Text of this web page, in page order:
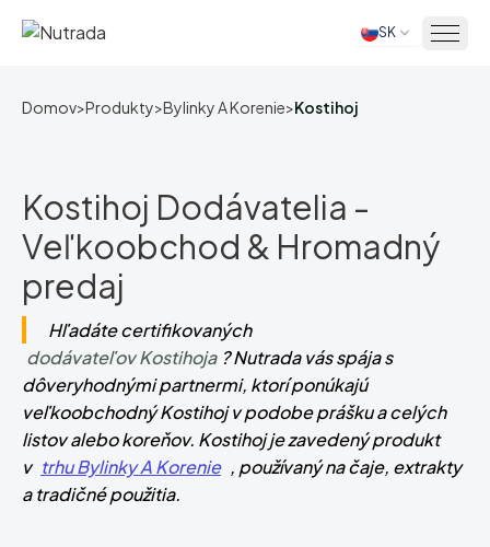
Domov SK
Domov>Produkty>Bylinky A Korenie>Kostihoj
Kostihoj Dodávatelia -
Veľkoobchod & Hromadný
predaj
Hľadáte certifikovaných
dodávateľov Kostihoja ? Nutrada vás spája s
dôveryhodnými partnermi, ktorí ponúkajú
veľkoobchodný Kostihoj v podobe prášku a celých
listov alebo koreňov. Kostihoj je zavedený produkt
v trhu Bylinky A Korenie , používaný na čaje, extrakty
a tradičné použitia.